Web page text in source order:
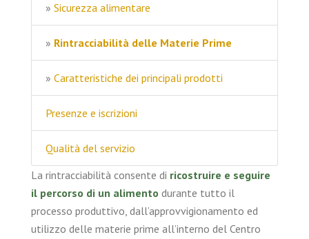
» Sicurezza alimentare
» Rintracciabilità delle Materie Prime
» Caratteristiche dei principali prodotti
Presenze e iscrizioni
Qualità del servizio
La rintracciabilità consente di ricostruire e seguire
il percorso di un alimento durante tutto il
processo produttivo, dall’approvvigionamento ed
utilizzo delle materie prime all’interno del Centro